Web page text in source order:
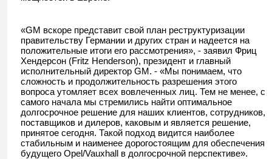
«GM вскоре представит свой план реструктуризации
правительству Германии и других стран и надеется на
положительные итоги его рассмотрения», - заявил Фриц
Хендерсон (Fritz Henderson), президент и главный
исполнительный директор GM. - «Мы понимаем, что
сложность и продолжительность разрешения этого
вопроса утомляет всех вовлеченных лиц. Тем не менее, с
самого начала мы стремились найти оптимальное
долгосрочное решение для наших клиентов, сотрудников,
поставщиков и дилеров, каковым и является решение,
принятое сегодня. Такой подход видится наиболее
стабильным и наименее дорогостоящим для обеспечения
будущего Opel/Vauxhall в долгосрочной перспективе».